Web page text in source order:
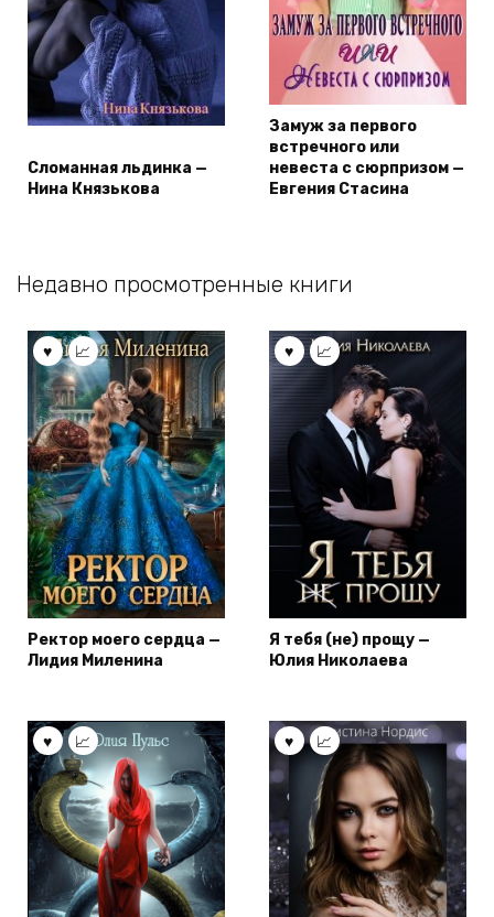
Сломанная льдинка —
Нина Князькова
Замуж за первого
встречного или
невеста с сюрпризом —
Евгения Стасина
Недавно просмотренные книги
Ректор моего сердца —
Лидия Миленина
Я тебя (не) прощу —
Юлия Николаева